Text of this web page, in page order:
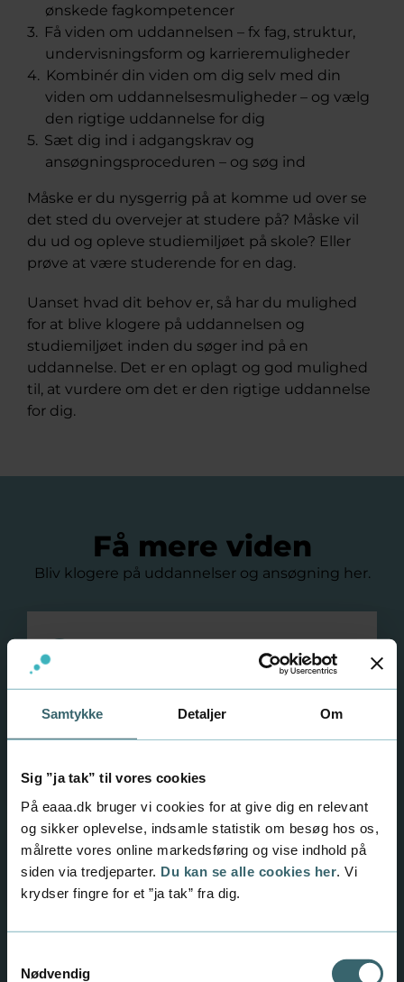
Samtykke Detaljer Om
Sig ”ja tak” til vores cookies
På eaaa.dk bruger vi cookies for at give dig en relevant
og sikker oplevelse, indsamle statistik om besøg hos os,
målrette vores online markedsføring og vise indhold på
siden via tredjeparter. Du kan se alle cookies her . Vi
krydser fingre for et ”ja tak” fra dig.
Nødvendig
ønskede fagkompetencer
Få viden om uddannelsen – fx fag, struktur,
undervisningsform og karrieremuligheder
Kombinér din viden om dig selv med din
viden om uddannelsesmuligheder – og vælg
den rigtige uddannelse for dig
Sæt dig ind i adgangskrav og
ansøgningsproceduren – og søg ind
Måske er du nysgerrig på at komme ud over se
det sted du overvejer at studere på? Måske vil
du ud og opleve studiemiljøet på skole? Eller
prøve at være studerende for en dag.
Uanset hvad dit behov er, så har du mulighed
for at blive klogere på uddannelsen og
studiemiljøet inden du søger ind på en
uddannelse. Det er en oplagt og god mulighed
til, at vurdere om det er den rigtige uddannelse
for dig.
Få mere viden
Bliv klogere på uddannelser og ansøgning her.
Se alle videregående uddannelser
Ansøg om optagelse
Ansøgningsfrister
Ansøgningsfrsiter
Få hjælp til at vælge